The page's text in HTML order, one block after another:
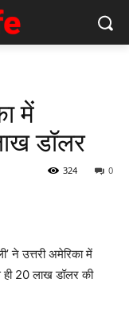
में
डॉलर
0
324
ने उत्तरी अमेरिका में
ही 20 लाख डॉलर की